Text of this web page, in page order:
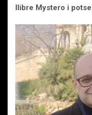
llibre Mystero i